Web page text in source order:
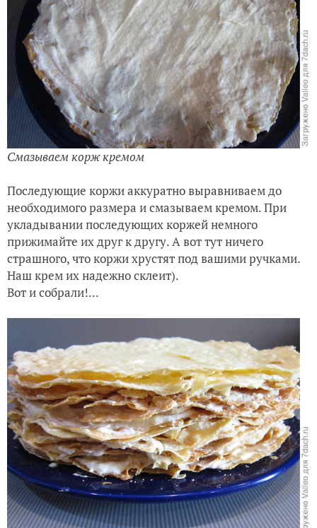
Второй крем готов
Не выключая миксер, небольшими порциями
добавляем остывший заварной крем. Консистенция
готового крема должна быть, как сметана.
Начинаем собирать наш торт!
Для основания необходимо выбрать относительно
ровный корж, диаметр можно выровнять руками,
понемногу отламывая края. Отломанные края
крошки. Смазываем корж кремом.
Смазываем корж кремом
Последующие коржи аккуратно выравниваем до
необходимого размера и смазываем кремом. При